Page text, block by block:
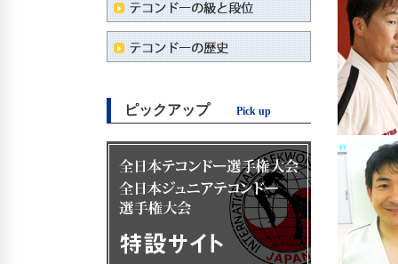
ピックアップ Pick up